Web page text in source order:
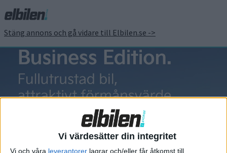
Vi värdesätter din integritet
Vi och våra leverantorer lagrar och/eller får åtkomst till
Stäng annons och gå vidare till Elbilen.se ->
Bmw M3